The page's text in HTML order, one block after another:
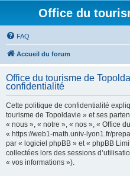
Office du
FAQ
Accueil du forum
Office du tourisme de
confidentialité
Cette politique de confidentialité
tourisme de Topoldavie » et ses
« nous », « notre », « nos », « Office
« https://web1-math.univ-lyon1.fr/
par « logiciel phpBB » et « phpBB
collectées lors des sessions
« vos informations »).